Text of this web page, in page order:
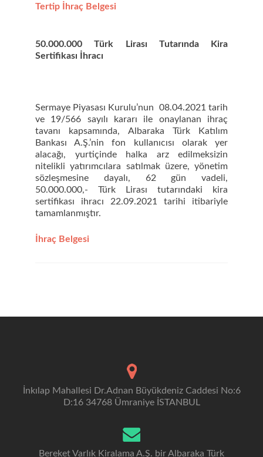
Tertip İhraç Belgesi
50.000.000 Türk Lirası Tutarında Kira
Sertifikası İhracı
Sermaye Piyasası Kurulu’nun 08.04.2021 tarih
ve 19/566 sayılı kararı ile onaylanan ihraç
tavanı kapsamında, Albaraka Türk Katılım
Bankası A.Ş.’nin fon kullanıcısı olarak yer
alacağı, yurtiçinde halka arz edilmeksizin
nitelikli yatırımcılara satılmak üzere, yönetim
sözleşmesine dayalı, 62 gün vadeli,
50.000.000,- Türk Lirası tutarındaki kira
sertifikası ihracı 22.09.2021 tarihi itibariyle
tamamlanmıştır.
İhraç Belgesi
İnkılap Mahallesi Dr.Adnan Büyükdeniz Caddesi No:6
D:16 34768 Ümraniye İSTANBUL
Bereket Varlık Kiralama A.Ş. bir Albaraka Türk